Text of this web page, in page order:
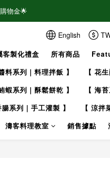
物金🌟
物金🌟
詐騙 👉點此查看官方聲明
物金🌟
English
客製化禮盒 所有商品
料系列｜料理拌飯 】 【 花
蝦系列｜酥鬆餅乾 】 【 海
腸系列｜手工灌製 】 【 涼拌
濤客料理教室 銷售據點